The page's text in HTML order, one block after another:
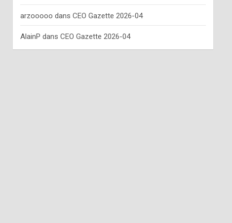
arzooooo dans CEO Gazette 2026-04
AlainP dans CEO Gazette 2026-04